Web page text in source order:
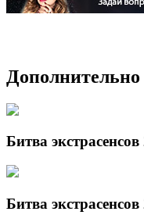
Битва
Битва